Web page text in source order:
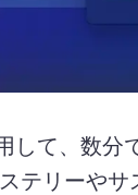
して、数分
テリーや